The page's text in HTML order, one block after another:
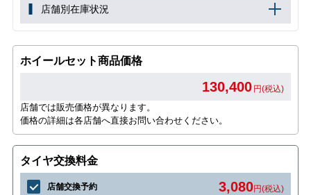
店舗別在庫状況
ホイールセット商品価格
130,400 円(税込)
店舗では販売価格が異なります。
価格の詳細は各店舗へ直接お問い合わせください。
タイヤ交換料金
店舗交換予約 3,080円(税込)